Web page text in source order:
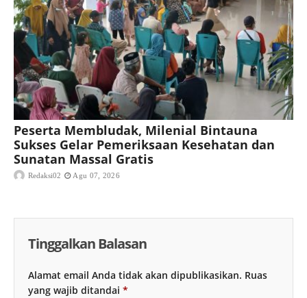
Peserta Membludak, Milenial Bintauna
Sukses Gelar Pemeriksaan Kesehatan dan
Sunatan Massal Gratis
Redaksi02 Agu 07, 2026
Tinggalkan Balasan
Alamat email Anda tidak akan dipublikasikan. Ruas
yang wajib ditandai *